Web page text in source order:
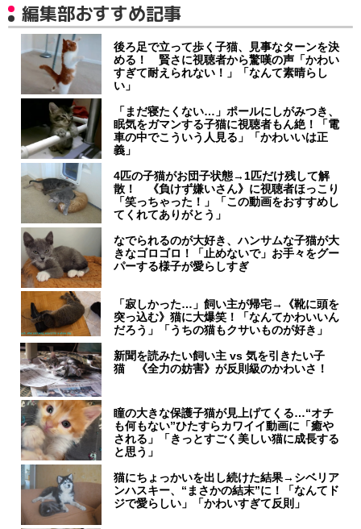
編集部おすすめ記事
後ろ足で立って歩く子猫、見事なターンを決
める！ 賢さに視聴者から驚嘆の声「かわい
すぎて耐えられない！」「なんて素晴らし
い」
「まだ寝たくない…」ポールにしがみつき、
眠気をガマンする子猫に視聴者もん絶！「電
車の中でこういう人見る」「かわいいは正
義」
4匹の子猫がお団子状態→1匹だけ残して解
散！ 《負けず嫌いさん》に視聴者ほっこり
「笑っちゃった！」「この動画をおすすめし
てくれてありがとう」
なでられるのが大好き、ハンサムな子猫が大
きなゴロゴロ！「止めないで」お手々をグー
パーする様子が愛らしすぎ
「寂しかった…」飼い主が帰宅→《靴に頭を
突っ込む》猫に大爆笑！「なんてかわいいん
だろう」「うちの猫もクサいものが好き」
新聞を読みたい飼い主 vs 気を引きたい子
猫 《全力の妨害》が反則級のかわいさ！
瞳の大きな保護子猫が見上げてくる…“オチ
も何もない”ひたすらカワイイ動画に「癒や
される」「きっとすごく美しい猫に成長する
と思う」
猫にちょっかいを出し続けた結果→シベリア
ンハスキー、“まさかの結末”に！「なんてド
ジで愛らしい」「かわいすぎて反則」